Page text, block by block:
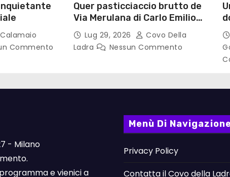
Commento
Quer pasticciaccio brutto de
Via Merulana di Carlo Emilio
Gadda – Pollicino. Briciole di
lettura
Lug 29, 2026
Covo Della
Ladra
Nessun Commento
- Milano
e vienici a
Menù Di
Privacy Policy
Contatta il Covo della